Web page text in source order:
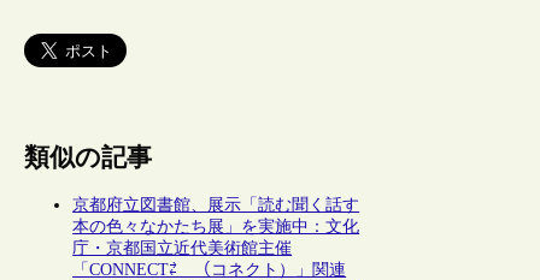
類似の記事
京都府立図書館、展示「読む聞く話す
本の色々なかたち展」を実施中：文化
庁・京都国立近代美術館主催
「CONNECT⇄＿（コネクト）」関連